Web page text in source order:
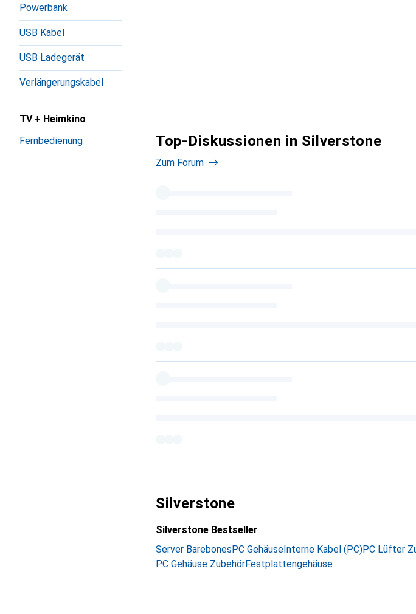
Powerbank
USB Kabel
USB Ladegerät
Verlängerungskabel
TV + Heimkino
Fernbedienung
Top-Diskussionen in Silverstone
Zum Forum
Silverstone
Silverstone Bestseller
Server BarebonesPC GehäuseInterne Kabel (PC)PC Lüfter
PC Gehäuse ZubehörFestplattengehäuse